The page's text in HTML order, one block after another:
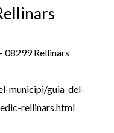
08299 Rellinars
municipi/guia-del-
rellinars.html